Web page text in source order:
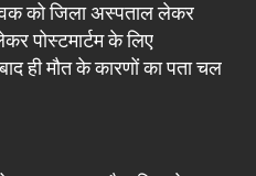
को जिला अस्पताल लेकर
पोस्टमार्टम के लिए
ही मौत के कारणों का पता चल